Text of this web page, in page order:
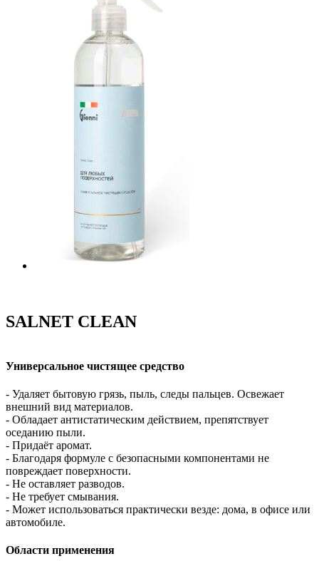
SALNET CLEAN
Универсальное чистящее средство
- Удаляет бытовую грязь, пыль, следы пальцев. Освежает
внешний вид материалов.
- Обладает антистатическим действием, препятствует
оседанию пыли.
- Придаёт аромат.
- Благодаря формуле с безопасными компонентами не
повреждает поверхности.
- Не оставляет разводов.
- Не требует смывания.
- Может использоваться практически везде: дома, в офисе или
автомобиле.
Области применения